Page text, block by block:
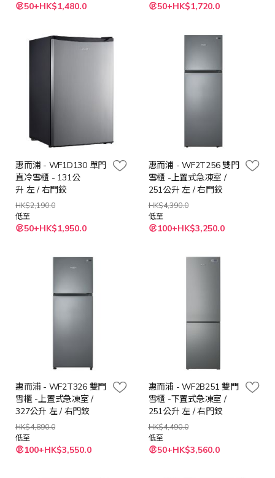
50+HK$1,480.0 50+HK$1,720.0
惠而浦 - WF1D130 單門
直冷雪櫃 - 131公
升 左 / 右門鉸
HK$2,190.0
低至
50+HK$1,950.0
惠而浦 - WF2T256 雙門
雪櫃 -上置式急凍室 /
251公升 左 / 右門鉸
HK$4,390.0
低至
100+HK$3,250.0
惠而浦 - WF2T326 雙門
雪櫃 -上置式急凍室 /
327公升 左 / 右門鉸
HK$4,890.0
低至
100+HK$3,550.0
惠而浦 - WF2B251 雙門
雪櫃 -下置式急凍室 /
251公升 左 / 右門鉸
HK$4,490.0
低至
50+HK$3,560.0